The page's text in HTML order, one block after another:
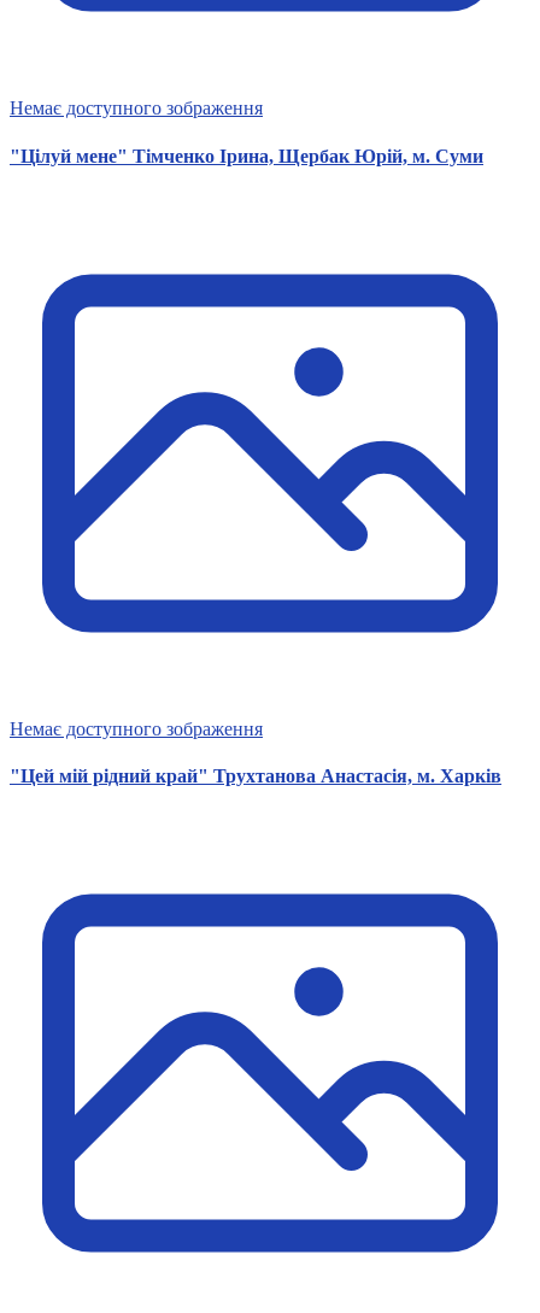
Немає доступного зображення
"Цілуй мене" Тімченко Ірина, Щербак Юрій, м. Суми
Немає доступного зображення
"Цей мій рідний край" Трухтанова Анастасія, м. Харків